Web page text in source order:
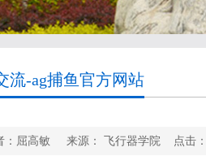
流-ag捕鱼官方网站
：屈高敏 来源： 飞行器学院 点击：